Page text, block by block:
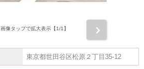
画像タップで拡大表示【1/1】
東京都世田谷区松原２丁目35-12